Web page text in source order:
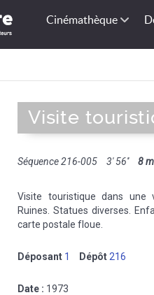
Cinémathèque
Visite
Séquence 216-005 3' 56'' 8
Visite touristique dans une
Ruines. Statues diverses.
carte postale floue.
Déposant 1 Dépôt 216
Date : 1973